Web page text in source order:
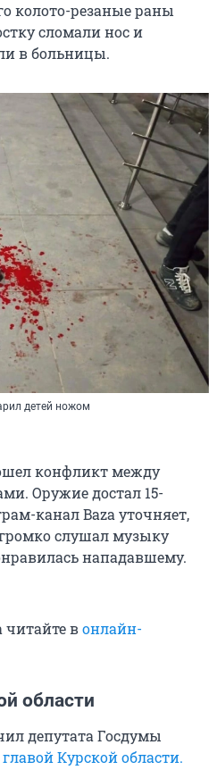
колото-резаные раны
сломали нос и
в больницы.
детей ножом
конфликт между
Оружие достал 15-
канал Baza уточняет,
слушал музыку
нападавшему.
читайте вонлайн-
области
депутата Госдумы
главой Курской области.